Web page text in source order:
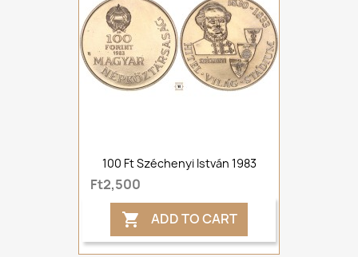
100 Ft Széchenyi István 1983
Ft2,500
 ADD TO CART